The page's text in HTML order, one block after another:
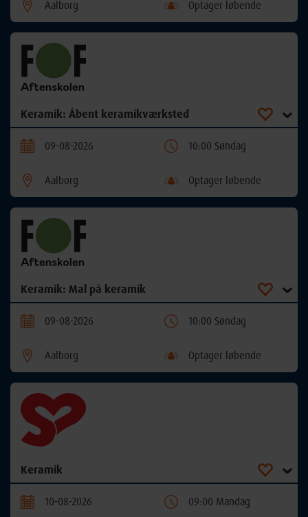
Aalborg Optager løbende
Keramik: Åbent keramikværksted
09-08-2026 10:00 Søndag
Aalborg Optager løbende
Keramik: Mal på keramik
09-08-2026 10:00 Søndag
Aalborg Optager løbende
Keramik
10-08-2026 09:00 Mandag